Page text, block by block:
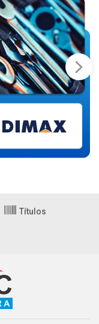
Títulos